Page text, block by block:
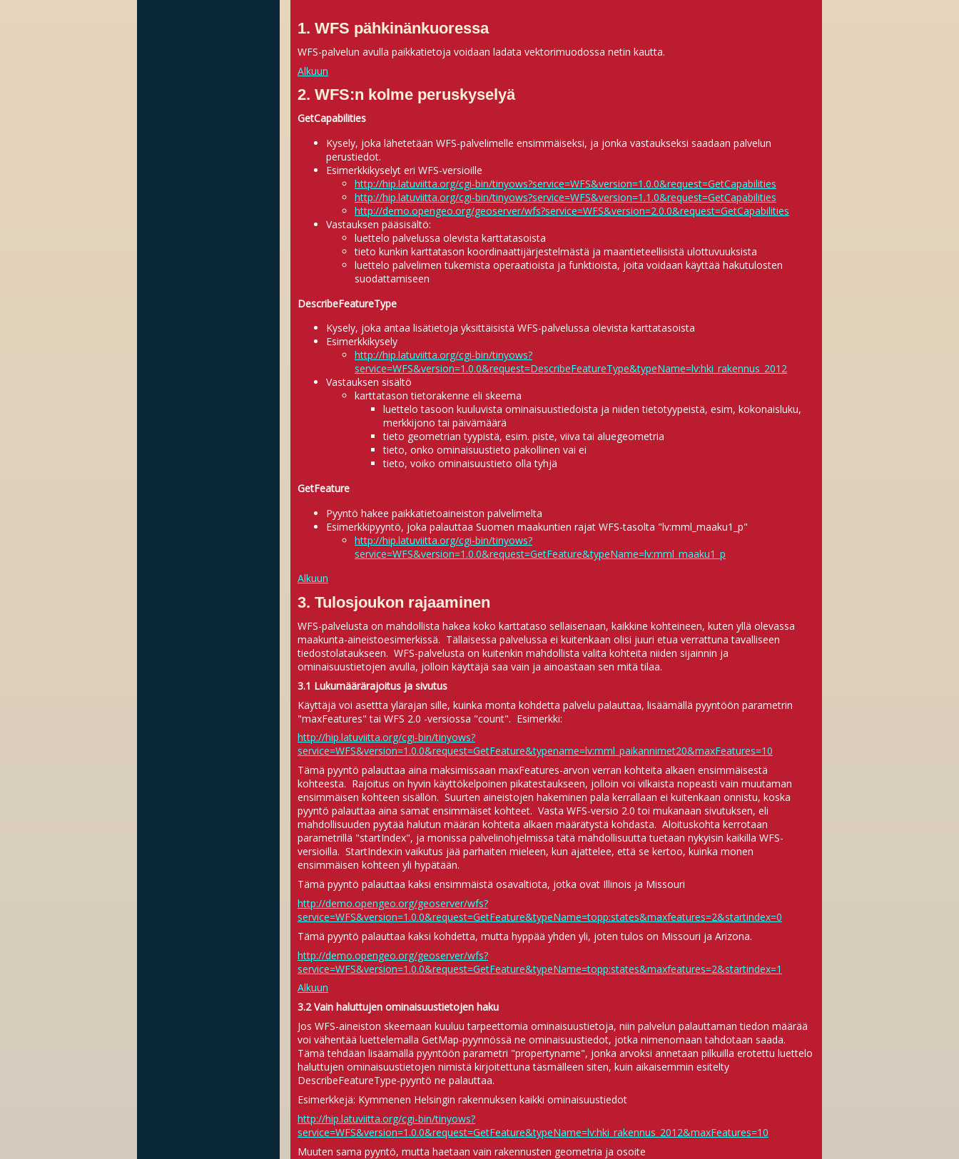
1. WFS pähkinänkuoressa
WFS-palvelun avulla paikkatietoja voidaan ladata vektorimuodossa netin kautta.
Alkuun
2. WFS:n kolme peruskyselyä
GetCapabilities
Kysely, joka lähetetään WFS-palvelimelle ensimmäiseksi, ja jonka vastaukseksi saadaan palvelun
perustiedot.
Esimerkkikyselyt eri WFS-versioille
http://hip.latuviitta.org/cgi-bin/tinyows?service=WFS&version=1.0.0&request=GetCapabilities
http://hip.latuviitta.org/cgi-bin/tinyows?service=WFS&version=1.1.0&request=GetCapabilities
http://demo.opengeo.org/geoserver/wfs?service=WFS&version=2.0.0&request=GetCapabilities
Vastauksen pääsisältö:
luettelo palvelussa olevista karttatasoista
tieto kunkin karttatason koordinaattijärjestelmästä ja maantieteellisistä ulottuvuuksista
luettelo palvelimen tukemista operaatioista ja funktioista, joita voidaan käyttää hakutulosten
suodattamiseen
DescribeFeatureType
Kysely, joka antaa lisätietoja yksittäisistä WFS-palvelussa olevista karttatasoista
Esimerkkikysely
http://hip.latuviitta.org/cgi-bin/tinyows?
service=WFS&version=1.0.0&request=DescribeFeatureType&typeName=lv:hki_rakennus_2012
Vastauksen sisältö
karttatason tietorakenne eli skeema
luettelo tasoon kuuluvista ominaisuustiedoista ja niiden tietotyypeistä, esim, kokonaisluku,
merkkijono tai päivämäärä
tieto geometrian tyypistä, esim. piste, viiva tai aluegeometria
tieto, onko ominaisuustieto pakollinen vai ei
tieto, voiko ominaisuustieto olla tyhjä
GetFeature
Pyyntö hakee paikkatietoaineiston palvelimelta
Esimerkkipyyntö, joka palauttaa Suomen maakuntien rajat WFS-tasolta "lv:mml_maaku1_p"
http://hip.latuviitta.org/cgi-bin/tinyows?
service=WFS&version=1.0.0&request=GetFeature&typeName=lv:mml_maaku1_p
Alkuun
3. Tulosjoukon rajaaminen
WFS-palvelusta on mahdollista hakea koko karttataso sellaisenaan, kaikkine kohteineen, kuten yllä olevassa
maakunta-aineistoesimerkissä. Tällaisessa palvelussa ei kuitenkaan olisi juuri etua verrattuna tavalliseen
tiedostolataukseen. WFS-palvelusta on kuitenkin mahdollista valita kohteita niiden sijainnin ja
ominaisuustietojen avulla, jolloin käyttäjä saa vain ja ainoastaan sen mitä tilaa.
3.1 Lukumäärärajoitus ja sivutus
Käyttäjä voi asettta ylärajan sille, kuinka monta kohdetta palvelu palauttaa, lisäämällä pyyntöön parametrin
"maxFeatures" tai WFS 2.0 -versiossa "count". Esimerkki:
http://hip.latuviitta.org/cgi-bin/tinyows?
service=WFS&version=1.0.0&request=GetFeature&typename=lv:mml_paikannimet20&maxFeatures=10
Tämä pyyntö palauttaa aina maksimissaan maxFeatures-arvon verran kohteita alkaen ensimmäisestä
kohteesta. Rajoitus on hyvin käyttökelpoinen pikatestaukseen, jolloin voi vilkaista nopeasti vain muutaman
ensimmäisen kohteen sisällön. Suurten aineistojen hakeminen pala kerrallaan ei kuitenkaan onnistu, koska
pyyntö palauttaa aina samat ensimmäiset kohteet. Vasta WFS-versio 2.0 toi mukanaan sivutuksen, eli
mahdollisuuden pyytää halutun määrän kohteita alkaen määrätystä kohdasta. Aloituskohta kerrotaan
parametrillä "startIndex", ja monissa palvelinohjelmissa tätä mahdollisuutta tuetaan nykyisin kaikilla WFS-
versioilla. StartIndex:in vaikutus jää parhaiten mieleen, kun ajattelee, että se kertoo, kuinka monen
ensimmäisen kohteen yli hypätään.
Tämä pyyntö palauttaa kaksi ensimmäistä osavaltiota, jotka ovat Illinois ja Missouri
http://demo.opengeo.org/geoserver/wfs?
service=WFS&version=1.0.0&request=GetFeature&typeName=topp:states&maxfeatures=2&startindex=0
Tämä pyyntö palauttaa kaksi kohdetta, mutta hyppää yhden yli, joten tulos on Missouri ja Arizona.
http://demo.opengeo.org/geoserver/wfs?
service=WFS&version=1.0.0&request=GetFeature&typeName=topp:states&maxfeatures=2&startindex=1
Alkuun
3.2 Vain haluttujen ominaisuustietojen haku
Jos WFS-aineiston skeemaan kuuluu tarpeettomia ominaisuustietoja, niin palvelun palauttaman tiedon määrää
voi vähentää luettelemalla GetMap-pyynnössä ne ominaisuustiedot, jotka nimenomaan tahdotaan saada.
Tämä tehdään lisäämällä pyyntöön parametri "propertyname", jonka arvoksi annetaan pilkuilla erotettu luettelo
haluttujen ominaisuustietojen nimistä kirjoitettuna täsmälleen siten, kuin aikaisemmin esitelty
DescribeFeatureType-pyyntö ne palauttaa.
Esimerkkejä: Kymmenen Helsingin rakennuksen kaikki ominaisuustiedot
http://hip.latuviitta.org/cgi-bin/tinyows?
service=WFS&version=1.0.0&request=GetFeature&typeName=lv:hki_rakennus_2012&maxFeatures=10
Muuten sama pyyntö, mutta haetaan vain rakennusten geometria ja osoite